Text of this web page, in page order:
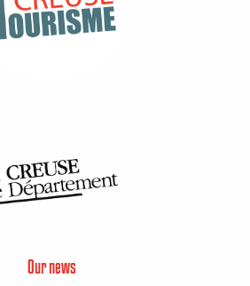
Our news